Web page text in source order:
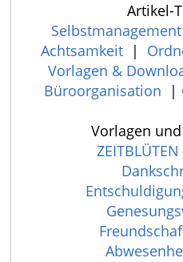
Artikel-
Selbstmanagement
Achtsamkeit|
Vorlagen &
Büroorganisation |
Vorlagen